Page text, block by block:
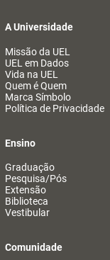
A Universidade
Missão da UEL
UEL em Dados
Vida na UEL
Quem é Quem
Marca Símbolo
Política de Privacidade
Ensino
Graduação
Pesquisa/Pós
Extensão
Biblioteca
Vestibular
Comunidade